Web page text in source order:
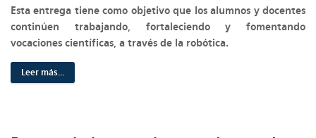
Esta entrega tiene como objetivo que los alumnos y docentes
continúen trabajando, fortaleciendo y fomentando
vocaciones científicas, a través de la robótica.
Leer más...